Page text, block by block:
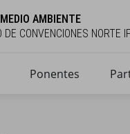
AMBIENTE
CONVENCIONES NORTE
Ponentes